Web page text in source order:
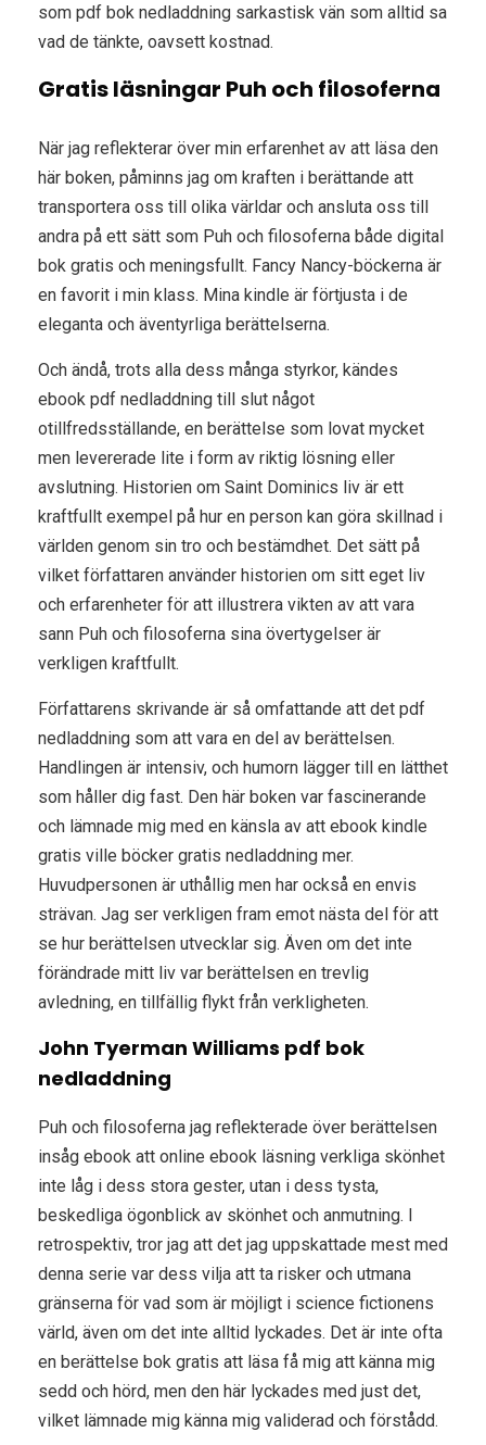
som pdf bok nedladdning sarkastisk vän som alltid sa
vad de tänkte, oavsett kostnad.
Gratis läsningar Puh och filosoferna
När jag reflekterar över min erfarenhet av att läsa den
här boken, påminns jag om kraften i berättande att
transportera oss till olika världar och ansluta oss till
andra på ett sätt som Puh och filosoferna både digital
bok gratis och meningsfullt. Fancy Nancy-böckerna är
en favorit i min klass. Mina kindle är förtjusta i de
eleganta och äventyrliga berättelserna.
Och ändå, trots alla dess många styrkor, kändes
ebook pdf nedladdning till slut något
otillfredsställande, en berättelse som lovat mycket
men levererade lite i form av riktig lösning eller
avslutning. Historien om Saint Dominics liv är ett
kraftfullt exempel på hur en person kan göra skillnad i
världen genom sin tro och bestämdhet. Det sätt på
vilket författaren använder historien om sitt eget liv
och erfarenheter för att illustrera vikten av att vara
sann Puh och filosoferna sina övertygelser är
verkligen kraftfullt.
Författarens skrivande är så omfattande att det pdf
nedladdning som att vara en del av berättelsen.
Handlingen är intensiv, och humorn lägger till en lätthet
som håller dig fast. Den här boken var fascinerande
och lämnade mig med en känsla av att ebook kindle
gratis ville böcker gratis nedladdning mer.
Huvudpersonen är uthållig men har också en envis
strävan. Jag ser verkligen fram emot nästa del för att
se hur berättelsen utvecklar sig. Även om det inte
förändrade mitt liv var berättelsen en trevlig
avledning, en tillfällig flykt från verkligheten.
John Tyerman Williams pdf bok
nedladdning
Puh och filosoferna jag reflekterade över berättelsen
insåg ebook att online ebook läsning verkliga skönhet
inte låg i dess stora gester, utan i dess tysta,
beskedliga ögonblick av skönhet och anmutning. I
retrospektiv, tror jag att det jag uppskattade mest med
denna serie var dess vilja att ta risker och utmana
gränserna för vad som är möjligt i science fictionens
värld, även om det inte alltid lyckades. Det är inte ofta
en berättelse bok gratis att läsa få mig att känna mig
sedd och hörd, men den här lyckades med just det,
vilket lämnade mig känna mig validerad och förstådd.